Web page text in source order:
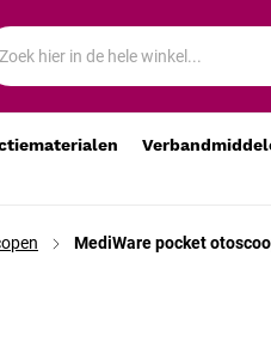
MediWare pocket